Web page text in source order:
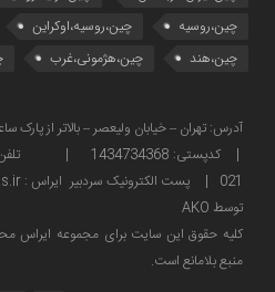
چین،روسیه
چین،روسیه،اوکراین
چین،هند
چین،هژمونی،غرب
021 | پست الکترونیک سردبیر ایراس : sardabir@iras.ir |
توسط AKO
كليه حقوق این سایت برای مجموعه ایراس
منبع بلامانع است.